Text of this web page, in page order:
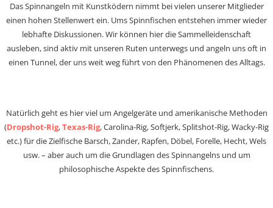
Das Spinnangeln mit Kunstködern nimmt bei vielen unserer Mitglieder
einen hohen Stellenwert ein. Ums Spinnfischen entstehen immer wieder
lebhafte Diskussionen. Wir können hier die Sammelleidenschaft
ausleben, sind aktiv mit unseren Ruten unterwegs und angeln uns oft in
einen Tunnel, der uns weit weg führt von den Phänomenen des Alltags.
Natürlich geht es hier viel um Angelgeräte und amerikanische Methoden
(Dropshot-Rig,Texas-Rig, Carolina-Rig, Softjerk, Splitshot-Rig, Wacky-Rig
etc.) für die Zielfische Barsch, Zander, Rapfen, Döbel, Forelle, Hecht, Wels
usw. – aber auch um die Grundlagen des Spinnangelns und um
philosophische Aspekte des Spinnfischens.